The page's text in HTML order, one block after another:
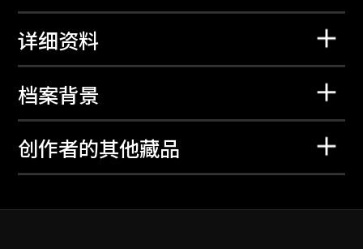
详细资料
档案背景
创作者的其他藏品